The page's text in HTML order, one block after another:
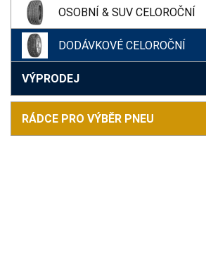
OSOBNÍ & SUV CELOROČNÍ
DODÁVKOVÉ CELOROČNÍ
VÝPRODEJ
RÁDCE PRO VÝBĚR PNEU